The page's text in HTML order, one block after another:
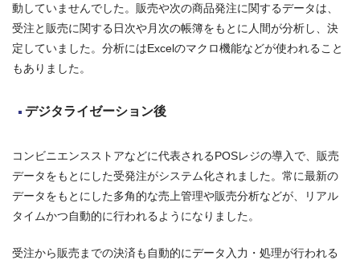
動していませんでした。販売や次の商品発注に関するデータは、
受注と販売に関する日次や月次の帳簿をもとに人間が分析し、決
定していました。分析にはExcelのマクロ機能などが使われること
もありました。
デジタライゼーション後
コンビニエンスストアなどに代表されるPOSレジの導入で、販売
データをもとにした受発注がシステム化されました。常に最新の
データをもとにした多角的な売上管理や販売分析などが、リアル
タイムかつ自動的に行われるようになりました。
受注から販売までの決済も自動的にデータ入力・処理が行われる